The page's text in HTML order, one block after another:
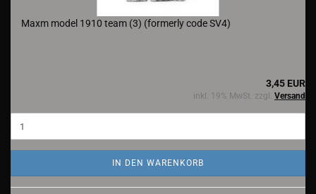
Maxm model 1910 team (3) (formerly code SV4)
3,45 EUR
inkl. 19% MwSt. zzgl. Versand
IN DEN WARENKORB